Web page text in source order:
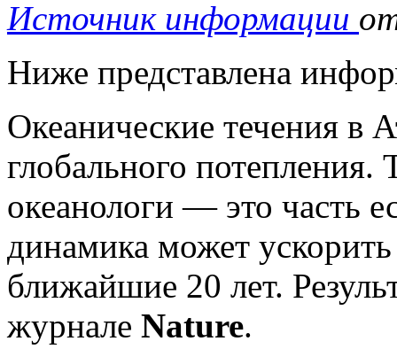
Источник информации
Ниже представлена
Океанические течения в
глобального
океанологи — это часть
динамика может
ближайшие 20 лет.
журнале Nature.